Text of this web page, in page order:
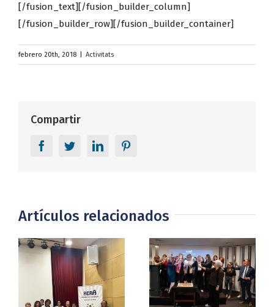
[/fusion_text][/fusion_builder_column]
[/fusion_builder_row][/fusion_builder_container]
febrero 20th, 2018 Activitats
Compartir
FacebookTwitterLinkedIn
Artículos relacionados